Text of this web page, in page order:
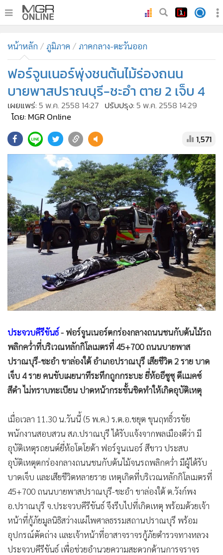
ทันเหตุการณ์
• ภาคใต้
ภูมิภาค
Online Section
บันเทิง
• ผู้จัดการรายวัน
• คอลัมนิสต์
•
CbizReview
•
Cyber BIZ
• ผู้จัดกวน
• Good health & Well-being
• Green Innovation & SD
Management & HR
• MGR Live
• Infographic
• การเมือง
• กีฬา
• ต่างประเทศ
• Special Scoop
• เศรษฐกิจ-ธุรกิจ
• จีน
• อาชญากรรม
• Motoring
• เกม
•
วิทยาศาสตร์
• SMEs
• หุ้น
• อินโดจีน
• กองทุนรวม
• Celeb Online
หน้าหลัก ภูมิภาค ภาคกลาง-ตะวันออก
ฟอร์จูนเนอร์พุ่งชนต้นไม้ร่องถนน
บายพาสปราณบุรี-ชะอำ ตาย 2 เจ็บ 4
เผยแพร่:5 พ.ค. 2558 14:27 ปรับปรุง:5 พ.ค. 2558 14:29
โดย: MGR Online
1,571
ประจวบคีรีขันธ์- ฟอร์จูนเนอร์ตกร่องกลางถนนชนกับต้นไม้รถ
พลิกคว่ำที่บริเวณหลักกิโลเมตรที่ 45+700 ถนนบายพาส
ปราณบุรี-ชะอำ ขาล่องใต้ อำเภอปราณบุรี เสียชีวิต 2 ราย บาด
เจ็บ 4 ราย คนขับเผยนาทีระทึกถูกกระบะ ยี่ห้ออีซูซุ ดีแมคซ์
สีดำ ไม่ทราบทะเบียน ปาดหน้ากระชั้นชิดทำให้เกิดอุบัติเหตุ
เมื่อเวลา 11.30 น.วันนี้ (5 พ.ค.) ร.ต.อ.ชยุต ขุนฤทธิ์วรชัย
พนักงานสอบสวน สภ.ปราณบุรี ได้รับแจ้งจากพลเมืองดีว่า มี
อุบัติเหตุรถยนต์ยี่ห้อโตโยต้า ฟอร์จูนเนอร์ สีขาว ประสบ
อุบัติเหตุตกร่องกลางถนนชนกับต้นไม้จนรถพลิกคว่ำ มีผู้ได้รับ
บาดเจ็บ และเสียชีวิตหลายราย เหตุเกิดที่บริเวณหลักกิโลเมตรที่
45+700 ถนนบายพาสปราณบุรี-ชะอำ ขาล่องใต้ ต.วังก์พง
อ.ปราณบุรี จ.ประจวบคีรีขันธ์ จึงรีบไปที่เกิดเหตุ พร้อมด้วยเจ้า
หน้าที่กู้ภัยมูลนิธิสว่างแผ่ไพศาลธรรมสถานปราณบุรี พร้อม
อุปกรณ์ตัดถ่าง และเจ้าหน้าที่อาสาจราจรกู้ภัยตำรวจทางหลวง
ประจวบคีรีขันธ์ เพื่อช่วยอำนวยความสะดวกด้านการจราจร